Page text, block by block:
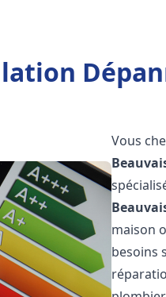
Vous
maison
besoins